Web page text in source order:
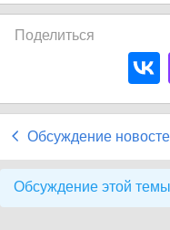
Поделиться
Обсуждение
Обсуждение этой